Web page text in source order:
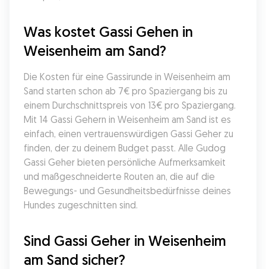
Was kostet Gassi Gehen in
Weisenheim am Sand?
Die Kosten für eine Gassirunde in Weisenheim am
Sand starten schon ab 7€ pro Spaziergang bis zu
einem Durchschnittspreis von 13€ pro Spaziergang.
Mit 14 Gassi Gehern in Weisenheim am Sand ist es
einfach, einen vertrauenswürdigen Gassi Geher zu
finden, der zu deinem Budget passt. Alle Gudog
Gassi Geher bieten persönliche Aufmerksamkeit
und maßgeschneiderte Routen an, die auf die
Bewegungs- und Gesundheitsbedürfnisse deines
Hundes zugeschnitten sind.
Sind Gassi Geher in Weisenheim
am Sand sicher?